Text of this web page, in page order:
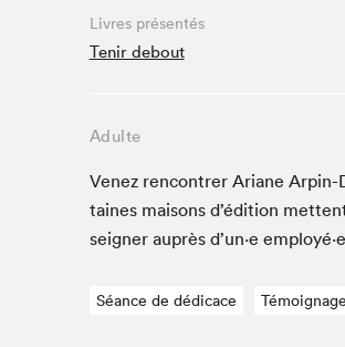
Café La Presse
Espace Côte-des-Neiges
La lecture en cadeau
Le grand jeu de lecture à voix
de Montréal
Lettres québécoises au Salon
Louisiane enracinée et branchée
SLM PRO
Livres présentés
Tenir debout
Adulte
Venez ren­con­tr­er Ari­ane Arpin-
taines maisons d’édi­tion
seign­er auprès d’un·e
Séance de dédicace